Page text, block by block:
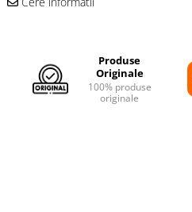
Produse
Originale
100% produse
originale